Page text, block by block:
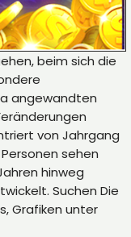
beim sich die
angewandten
von Jahrgang
sehen
hinweg
Suchen Die
Grafiken unter